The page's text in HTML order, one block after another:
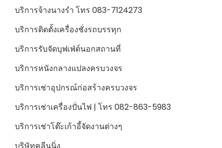
บริการจ้างนางรำ โทร 083-7124273
บริการติดตั้งเครื่องชั่งรถบรรทุก
บริการรับจัดบุฟเฟ่ต์นอกสถานที่
บริการหนังกลางแปลงครบวงจร
บริการเช่าอุปกรณ์ก่อสร้างครบวงจร
บริการเช่าเครื่องปั่นไฟ | โทร 082-863-5983
บริการเช่าโต๊ะเก้าอี้จัดงานต่างๆ